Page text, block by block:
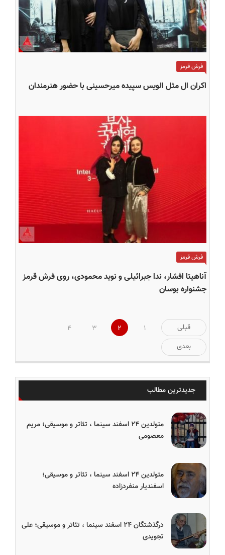
فرش قرمز
اکران ال مثل الویس سپیده میرحسینی با حضور هنرمندان
فرش قرمز
آناهیتا افشار، ندا جبرائیلی و نوید محمودی، روی فرش قرمز
جشنواره بوسان
صفحه‌بندی
نوشته‌ها
قبلی 1
2
3
4
بعدی
جدیدترین مطالب
متولدین ۲۴ اسفند سینما ، تئاتر و موسیقی؛ مریم
معصومی
متولدین ۲۴ اسفند سینما ، تئاتر و موسیقی؛
اسفندیار منفردزاده
درگذشتگان ۲۴ اسفند سینما ، تئاتر و موسیقی؛ علی
تجویدی